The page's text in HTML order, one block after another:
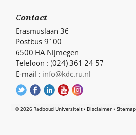
Contact
Erasmuslaan 36
Postbus 9100
6500 HA Nijmegen
Telefoon : (024) 361 24 57
E-mail : info@kdc.ru.nl
© 2026 Radboud Universiteit Disclaimer Sitemap